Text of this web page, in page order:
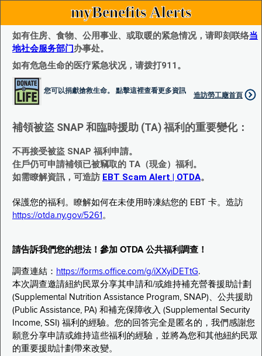
myBenefits Alerts
如有住房、食物、公用事业、或取暖的紧急情况，请即刻联络当
地社会服务部门办事处。
如有危急生命的医疗紧急状况，请拨打911。
您可以捐獻搶救生命。 點擊這裡查看更多資訊
造訪勞工廰首頁
補領被盜 SNAP 和臨時援助 (TA) 福利的重要變化：
不再接受被盜 SNAP 福利申請。
住戶仍可申請補領已被竊取的 TA（現金）福利。
如需瞭解資訊，可造訪 EBT Scam Alert | OTDA。
保護您的福利。瞭解如何在未使用時凍結您的 EBT 卡。造訪
https://otda.ny.gov/5261 。
請告訴我們您的想法！參加 OTDA 公共福利調查！
調查連結： https://forms.office.com/g/iXXyiDETtG.
本次調查邀請紐約民眾分享其申請和/或維持補充營養援助計劃
(Supplemental Nutrition Assistance Program, SNAP)、公共援助
(Public Assistance, PA) 和補充保障收入 (Supplemental Security
Income, SSI) 福利的經驗。您的回答完全是匿名的，我們感謝您
願意分享申請或維持這些福利的經驗，並將為您和其他紐約民眾
的重要援助計劃帶來改變。